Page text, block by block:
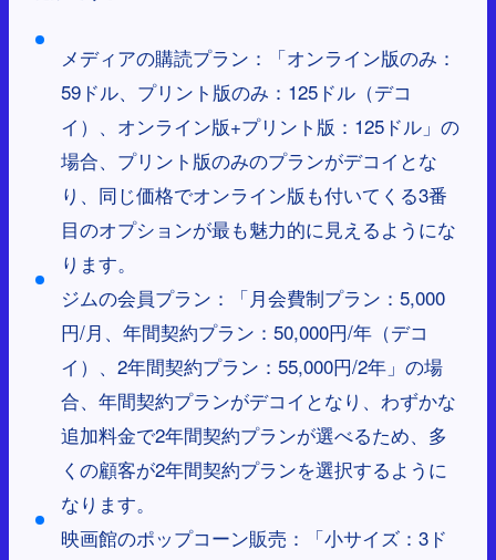
メディアの購読プラン：「オンライン版のみ：
59ドル、プリント版のみ：125ドル（デコ
イ）、オンライン版+プリント版：125ドル」の
場合、プリント版のみのプランがデコイとな
り、同じ価格でオンライン版も付いてくる3番
目のオプションが最も魅力的に見えるようにな
ります。
ジムの会員プラン：「月会費制プラン：5,000
円/月、年間契約プラン：50,000円/年（デコ
イ）、2年間契約プラン：55,000円/2年」の場
合、年間契約プランがデコイとなり、わずかな
追加料金で2年間契約プランが選べるため、多
くの顧客が2年間契約プランを選択するように
なります。
映画館のポップコーン販売：「小サイズ：3ド